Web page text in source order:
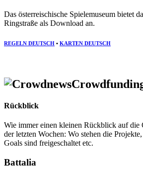
Das österreischische Spielemuseum bietet
Ringstraße als Download an.
REGELN DEUTSCH • KARTEN DEUTSCH
Rückblick
Wie immer einen kleinen Rückblick auf
der letzten Wochen: Wo stehen die
Goals sind freigeschaltet etc.
Battalia